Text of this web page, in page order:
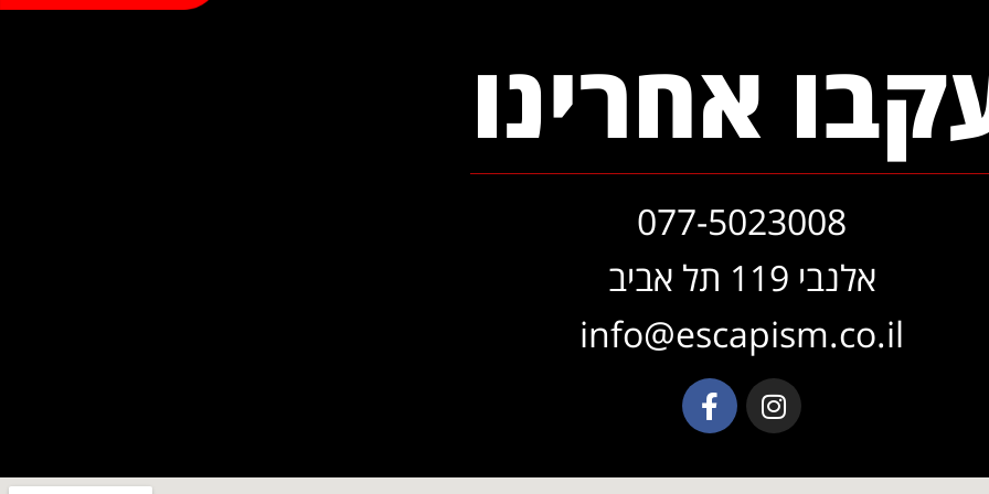
אחרינו
077-5023008
אלנבי 119 תל אביב
info@escapism.co.il